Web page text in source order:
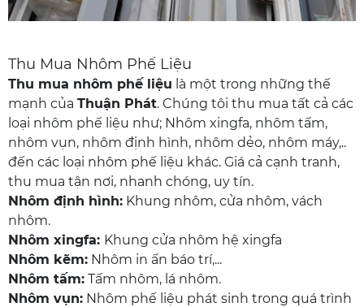
Thu Mua Nhôm Phế Liệu
Thu mua nhôm phế liệu là một trong những thế
mạnh của Thuận Phát. Chúng tôi thu mua tất cả các
loại nhôm phế liệu như; Nhôm xingfa, nhôm tấm,
nhôm vụn, nhôm định hình, nhôm dẻo, nhôm máy,..
đến các loại nhôm phế liệu khác. Giá cả cạnh tranh,
thu mua tận nơi, nhanh chóng, uy tín.
Nhôm định hình: Khung nhôm, cửa nhôm, vách
nhôm.
Nhôm xingfa: Khung cửa nhôm hệ xingfa
Nhôm kẽm: Nhôm in ấn báo trí,...
Nhôm tấm: Tấm nhôm, lá nhôm.
Nhôm vụn: Nhôm phế liệu phát sinh trong quá trình